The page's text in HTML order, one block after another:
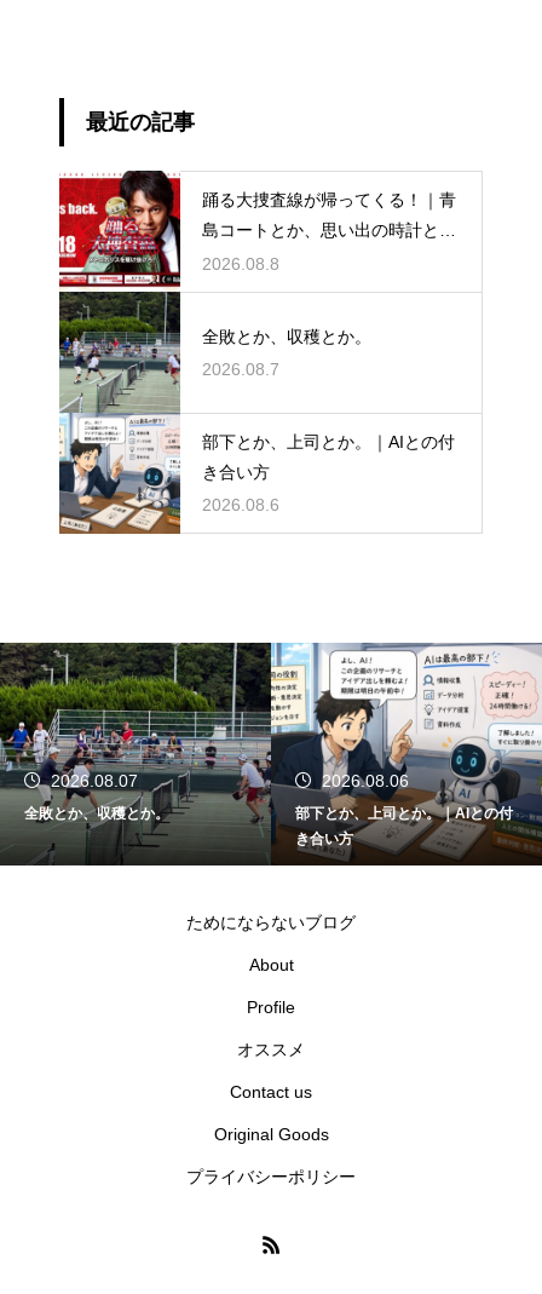
最近の記事
踊る大捜査線が帰ってくる！｜青
島コートとか、思い出の時計と
か。
2026.08.8
全敗とか、収穫とか。
2026.08.7
部下とか、上司とか。｜AIとの付
き合い方
2026.08.6
2026.08.07
全敗とか、収穫とか。
2026.08.06
部下とか、上司とか。｜AIとの付
き合い方
ためにならないブログ
About
Profile
オススメ
Contact us
Original Goods
プライバシーポリシー